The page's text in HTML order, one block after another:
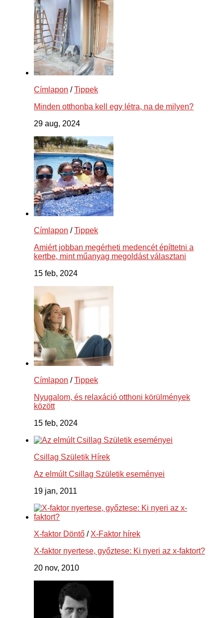
Címlapon /Tippek
Minden otthonba kell egy létra, na de milyen?
29 aug, 2024
Címlapon /Tippek
Amiért jobban megérheti medencét építtetni a
kertbe, mint műanyag megoldást választani
15 feb, 2024
Címlapon /Tippek
Nyugalom, és relaxáció otthoni körülmények
között
15 feb, 2024
Csillag Születik Hírek
Az elmúlt Csillag Születik eseményei
19 jan, 2011
X-faktor Döntő / X-Faktor hírek
X-faktor nyertese, győztese: Ki nyeri az x-faktort?
20 nov, 2010